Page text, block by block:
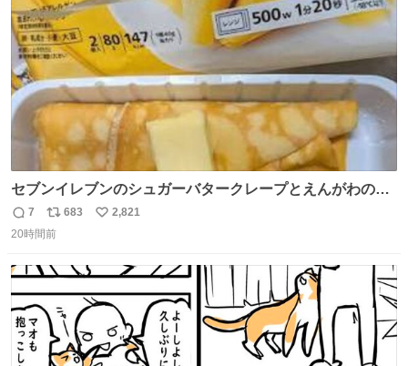
数
セブンイレブンのシュガーバタークレープとえんがわの寿
司を探している人へ！ シュガーバタークレープは目黒、品
川、蒲田、渋谷、川崎、横浜、鶴見、九州の一部エリア限
ころ少ないですが見つけたら即買いです🤩❣️
返
信
7
リ
ポ
ト
数
683
い
数
2,821
20時間前